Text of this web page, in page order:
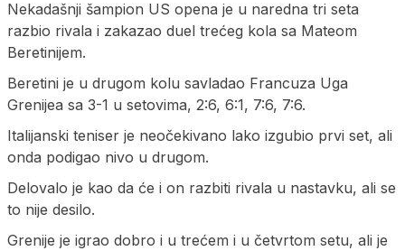
Nekadašnji šampion US opena je u naredna tri seta
razbio rivala i zakazao duel trećeg kola sa Mateom
Beretinijem.
Beretini je u drugom kolu savladao Francuza Uga
Grenijea sa 3-1 u setovima, 2:6, 6:1, 7:6, 7:6.
Italijanski teniser je neočekivano lako izgubio prvi set, ali
onda podigao nivo u drugom.
Delovalo je kao da će i on razbiti rivala u nastavku, ali se
to nije desilo.
Grenije je igrao dobro i u trećem i u četvrtom setu, ali je